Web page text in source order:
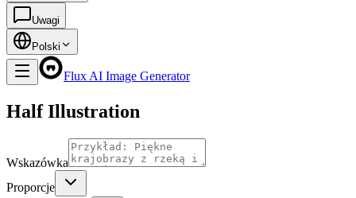
Uwagi
Polski
Flux AI Image Generator
Half Illustration
Wskazówka
Proporcje